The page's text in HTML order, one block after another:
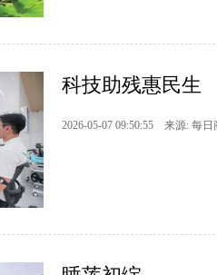
科技助残惠民生
2026-05-07 09:50:55 来源: 每日